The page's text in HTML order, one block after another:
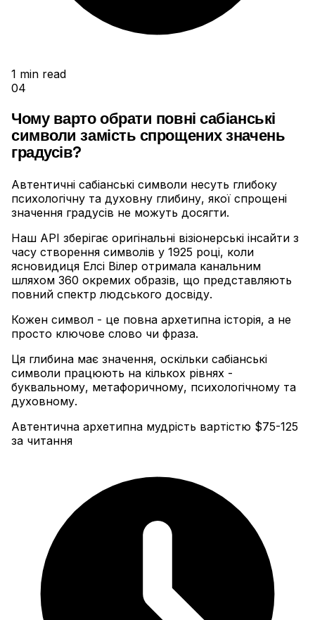
1 min read
04
Чому варто обрати повні сабіанські
символи замість спрощених значень
градусів?
Автентичні сабіанські символи несуть глибоку
психологічну та духовну глибину, якої спрощені
значення градусів не можуть досягти.
Наш API зберігає оригінальні візіонерські інсайти з
часу створення символів у 1925 році, коли
ясновидиця Елсі Вілер отримала канальним
шляхом 360 окремих образів, що представляють
повний спектр людського досвіду.
Кожен символ - це повна архетипна історія, а не
просто ключове слово чи фраза.
Ця глибина має значення, оскільки сабіанські
символи працюють на кількох рівнях -
буквальному, метафоричному, психологічному та
духовному.
Автентична архетипна мудрість вартістю $75-125
за читання